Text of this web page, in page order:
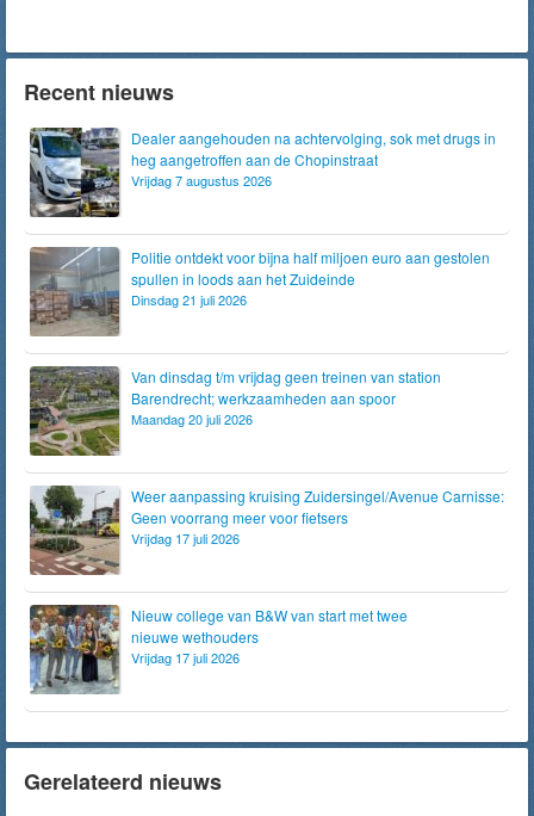
Recent nieuws
Dealer aangehouden na achtervolging, sok met drugs in
heg aangetroffen aan de Chopinstraat
Vrijdag 7 augustus 2026
Politie ontdekt voor bijna half miljoen euro aan gestolen
spullen in loods aan het Zuideinde
Dinsdag 21 juli 2026
Van dinsdag t/m vrijdag geen treinen van station
Barendrecht; werkzaamheden aan spoor
Maandag 20 juli 2026
Weer aanpassing kruising Zuidersingel/Avenue Carnisse:
Geen voorrang meer voor fietsers
Vrijdag 17 juli 2026
Nieuw college van B&W van start met twee
nieuwe wethouders
Vrijdag 17 juli 2026
Gerelateerd nieuws